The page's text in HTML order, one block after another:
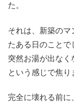
た。
それは、新築のマ
たある日のことで
突然お湯が出な
という感じで焦り
完全に壊れる前